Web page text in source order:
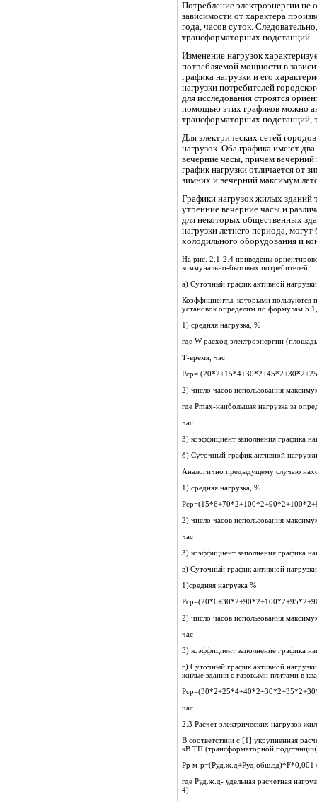
Потребление электроэнергии не остается постоянным, а изменяется в
зависимости от характера
года, часов суток.
трансформаторных подстанций.
Изменение нагрузок
потребляемой мощности в
графика нагрузки и его
нагрузки потребителей
для исследования строятся
помощью этих графиков можно
трансформаторных подстанций,
Для электрических сетей
нагрузок. Оба графика имеют
вечерние часы, причем
график нагрузки отличается от
зимних и вечерний максимум
Графики нагрузок жилых
утренние вечерние часы и
для некоторых общественных
нагрузки летнего периода,
холодильного оборудования и
На рис. 2.1-2.4 приведены
коммунально-бытовых потребителей:
Коэффициенты, которыми пользуются
установок
1) средняя нагрузка, %
где W-расход электроэнергии
Т-время, час
Рср=
2) число часов использования
где Pmax-наибольшая нагрузка за
час
3) коэффициент заполнения графика
б) Суточный график активной
Аналогично предыдущему
1) средняя нагрузка, %
2) число часов использования
час
3) коэффициент заполнения графика
в) Суточный график активной
1)средняя нагрузка %
2) число часов использования
час
3) коэффициент заполнение графика
г) Суточный график активной нагрузки
час
2.3 Расчет электрических нагрузок
В соответствии с [1] укрупненная
кВ ТП (трансформаторной
Рр м-р=(Руд.ж.д+Руд.общ.зд)*F*0,001
где Руд.ж.д- удельная расчетная нагрузка жилых домов на шинах напряжением 0,4 кВ ТП (табл
4)